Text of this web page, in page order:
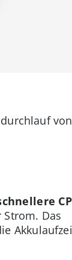
von
Das